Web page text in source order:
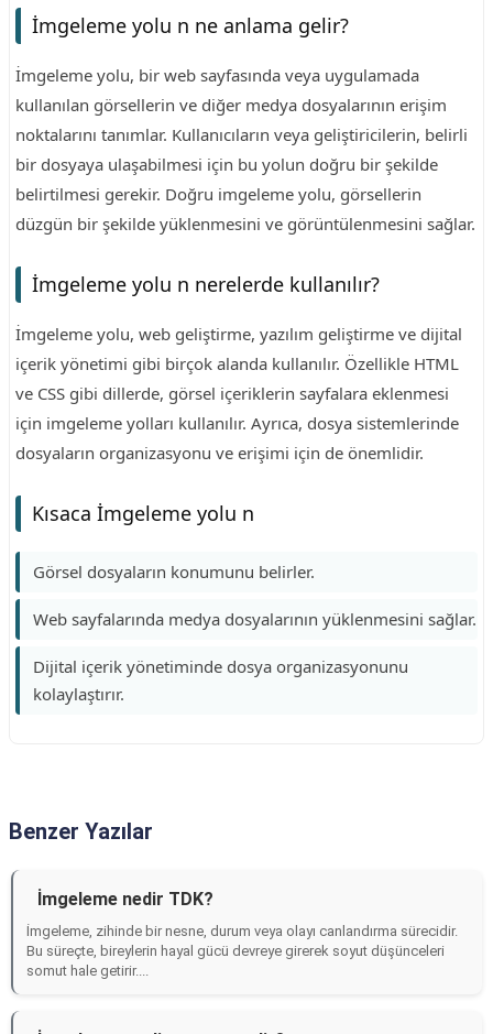
İmgeleme yolu n ne anlama gelir?
İmgeleme yolu, bir web sayfasında veya uygulamada
kullanılan görsellerin ve diğer medya dosyalarının erişim
noktalarını tanımlar. Kullanıcıların veya geliştiricilerin, belirli
bir dosyaya ulaşabilmesi için bu yolun doğru bir şekilde
belirtilmesi gerekir. Doğru imgeleme yolu, görsellerin
düzgün bir şekilde yüklenmesini ve görüntülenmesini sağlar.
İmgeleme yolu n nerelerde kullanılır?
İmgeleme yolu, web geliştirme, yazılım geliştirme ve dijital
içerik yönetimi gibi birçok alanda kullanılır. Özellikle HTML
ve CSS gibi dillerde, görsel içeriklerin sayfalara eklenmesi
için imgeleme yolları kullanılır. Ayrıca, dosya sistemlerinde
dosyaların organizasyonu ve erişimi için de önemlidir.
Kısaca İmgeleme yolu n
Görsel dosyaların konumunu belirler.
Web sayfalarında medya dosyalarının yüklenmesini sağlar.
Dijital içerik yönetiminde dosya organizasyonunu
kolaylaştırır.
Benzer Yazılar
İmgeleme nedir TDK?
İmgeleme, zihinde bir nesne, durum veya olayı canlandırma sürecidir.
Bu süreçte, bireylerin hayal gücü devreye girerek soyut düşünceleri
somut hale getirir....